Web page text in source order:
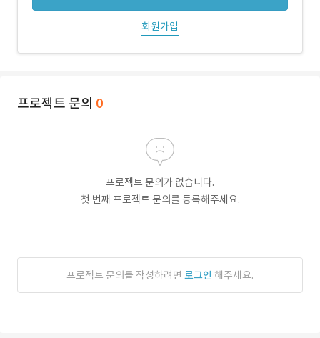
회원가입
프로젝트 문의 0
프로젝트 문의가 없습니다.
첫 번째 프로젝트 문의를 등록해주세요.
프로젝트 문의를 작성하려면 로그인 해주세요.